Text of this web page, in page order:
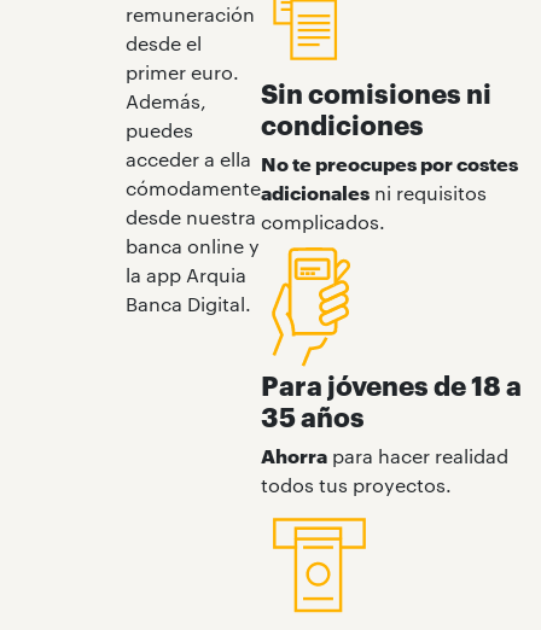
remuneración
desde el
primer euro.
Además,
puedes
acceder a ella
cómodamente
desde nuestra
banca online y
la app Arquia
Banca Digital.
Sin comisiones ni
condiciones
No te preocupes por costes
adicionalesni requisitos
complicados.
Para jóvenes de 18 a
35 años
Ahorrapara hacer realidad
todos tus proyectos.